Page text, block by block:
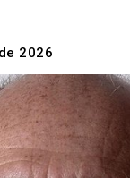
2026